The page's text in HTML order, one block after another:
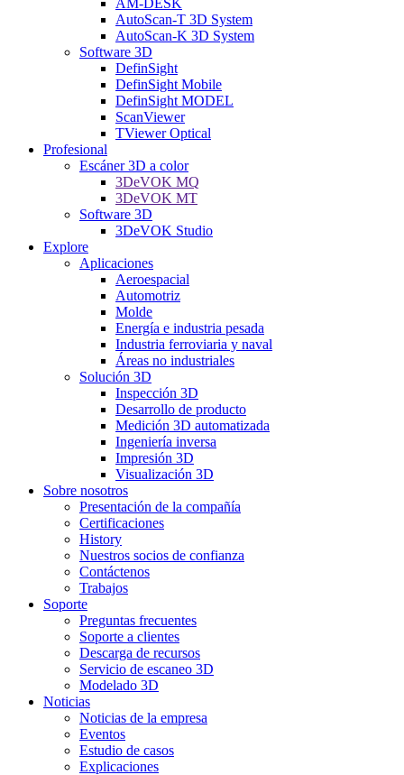
AM-DESK
AutoScan-T 3D System
AutoScan-K 3D System
Software 3D
DefinSight
DefinSight Mobile
DefinSight MODEL
ScanViewer
TViewer Optical
Profesional
Escáner 3D a color
3DeVOK MQ
3DeVOK MT
Software 3D
3DeVOK Studio
Explore
Aplicaciones
Aeroespacial
Automotriz
Molde
Energía e industria pesada
Industria ferroviaria y naval
Áreas no industriales
Solución 3D
Inspección 3D
Desarrollo de producto
Medición 3D automatizada
Ingeniería inversa
Impresión 3D
Visualización 3D
Sobre nosotros
Presentación de la compañía
Certificaciones
History
Nuestros socios de confianza
Contáctenos
Trabajos
Soporte
Preguntas frecuentes
Soporte a clientes
Descarga de recursos
Servicio de escaneo 3D
Modelado 3D
Noticias
Noticias de la empresa
Eventos
Estudio de casos
Explicaciones